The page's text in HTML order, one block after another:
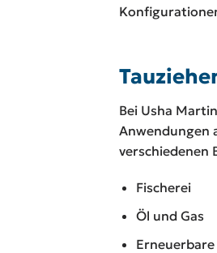
Bei Usha
Anwendungen
verschiedenen
Fischerei
Öl und Gas